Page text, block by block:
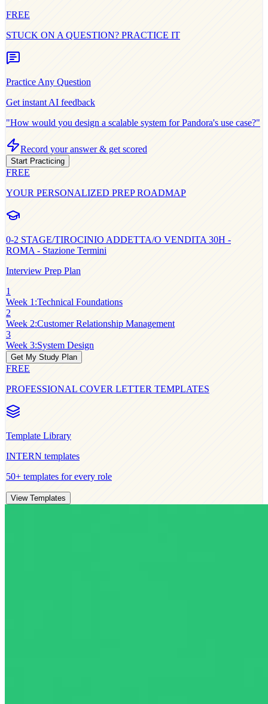
FREE
STUCK ON A QUESTION? PRACTICE IT
Practice Any Question
Get instant AI feedback
"How would you design a scalable system forPandora's use case?"
Record your answer & get scored
Start Practicing
FREE
YOUR PERSONALIZED PREP ROADMAP
0-2 STAGE/TIROCINIO ADDETTA/O VENDITA 30H -
ROMA - Stazione Termini
Interview Prep Plan
1
Week 1 :Technical Foundations
2
Week 2:Customer Relationship Management
3
Week 3:System Design
Get My Study Plan
FREE
PROFESSIONAL COVER LETTER TEMPLATES
Template Library
INTERN templates
50+ templates for every role
View Templates